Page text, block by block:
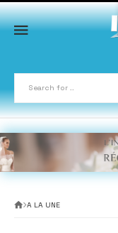
Skip
to
content
A LA UNE